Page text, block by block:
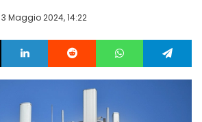
3 Maggio 2024, 14:22
X LinkedIn Reddit WhatsApp